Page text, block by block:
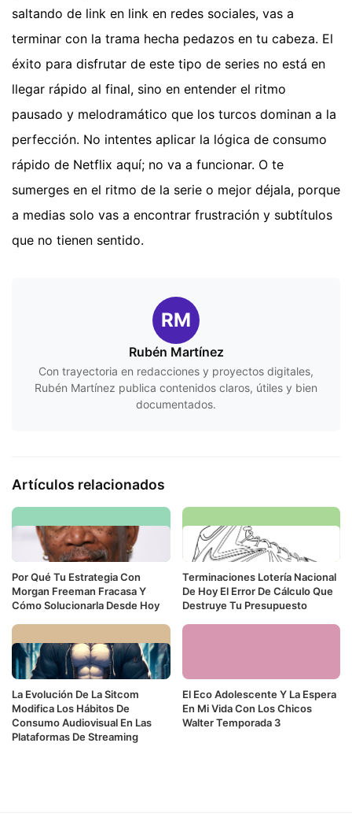
saltando de link en link en redes sociales, vas a
terminar con la trama hecha pedazos en tu cabeza. El
éxito para disfrutar de este tipo de series no está en
llegar rápido al final, sino en entender el ritmo
pausado y melodramático que los turcos dominan a la
perfección. No intentes aplicar la lógica de consumo
rápido de Netflix aquí; no va a funcionar. O te
sumerges en el ritmo de la serie o mejor déjala, porque
a medias solo vas a encontrar frustración y subtítulos
que no tienen sentido.
RM
Rubén Martínez
Con trayectoria en redacciones y proyectos digitales,
Rubén Martínez publica contenidos claros, útiles y bien
documentados.
Artículos relacionados
Por Qué Tu Estrategia Con
Morgan Freeman Fracasa Y
Cómo Solucionarla Desde Hoy
Terminaciones Lotería Nacional
De Hoy El Error De Cálculo Que
Destruye Tu Presupuesto
La Evolución De La Sitcom
Modifica Los Hábitos De
Consumo Audiovisual En Las
Plataformas De Streaming
El Eco Adolescente Y La Espera
En Mi Vida Con Los Chicos
Walter Temporada 3